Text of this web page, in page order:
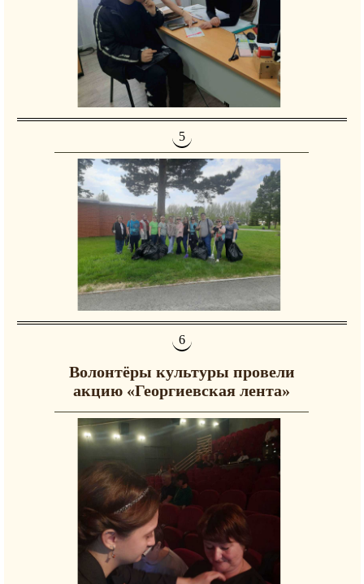
Волонтёры культуры провели
акцию «Георгиевская лента»